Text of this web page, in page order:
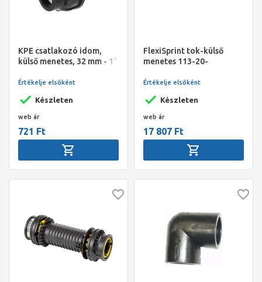
KPE csatlakozó idom,
külső menetes, 32 mm - 1"
Készleten
Értékelje elsőként
web ár
721 Ft
FlexiSprint tok-külső
menetes 113-20-
Készleten
Értékelje elsőként
web ár
17 807 Ft